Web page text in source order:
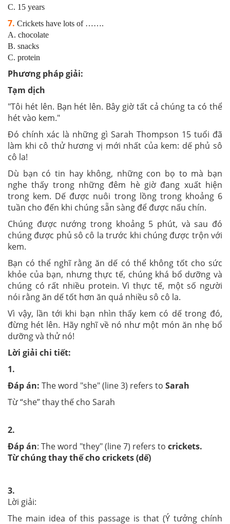
C. 15 years
7. Crickets have lots of …….
A. chocolate
B. snacks
C. protein
Phương pháp giải:
Tạm dịch
"Tôi hét lên. Bạn hét lên. Bây giờ tất cả chúng ta có thể
hét vào kem."
Đó chính xác là những gì Sarah Thompson 15 tuổi đã
làm khi cô thử hương vị mới nhất của kem: dế phủ sô
cô la!
Dù bạn có tin hay không, những con bọ to mà bạn
nghe thấy trong những đêm hè giờ đang xuất hiện
trong kem. Dế được nuôi trong lồng trong khoảng 6
tuần cho đến khi chúng sẵn sàng để được nấu chín.
Chúng được nướng trong khoảng 5 phút, và sau đó
chúng được phủ sô cô la trước khi chúng được trộn với
kem.
Bạn có thể nghĩ rằng ăn dế có thể không tốt cho sức
khỏe của bạn, nhưng thực tế, chúng khá bổ dưỡng và
chúng có rất nhiều protein. Vì thực tế, một số người
nói rằng ăn dế tốt hơn ăn quá nhiều sô cô la.
Vì vậy, lần tới khi bạn nhìn thấy kem có dế trong đó,
đừng hét lên. Hãy nghĩ về nó như một món ăn nhẹ bổ
dưỡng và thử nó!
Lời giải chi tiết:
1.
Đáp án: The word "she" (line 3) refers to Sarah
Từ “she” thay thế cho Sarah
2.
Đáp án: The word "they" (line 7) refers to crickets.
Từ chúng thay thế cho crickets (dế)
3.
Lời giải:
The main idea of this passage is that (Ý tưởng chính